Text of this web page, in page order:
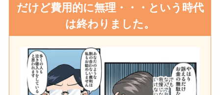
だけど費用的に無理・・・という時代
は終わりました。